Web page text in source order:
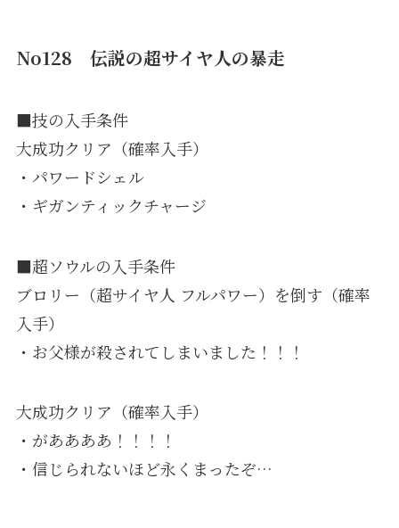
No128 伝説の超サイヤ人の暴走
■技の入手条件
大成功クリア（確率入手）
・パワードシェル
・ギガンティックチャージ
■超ソウルの入手条件
ブロリー（超サイヤ人 フルパワー）を倒す（確率
入手）
・お父様が殺されてしまいました！！！
大成功クリア（確率入手）
・がああああ！！！！
・信じられないほど永くまったぞ…